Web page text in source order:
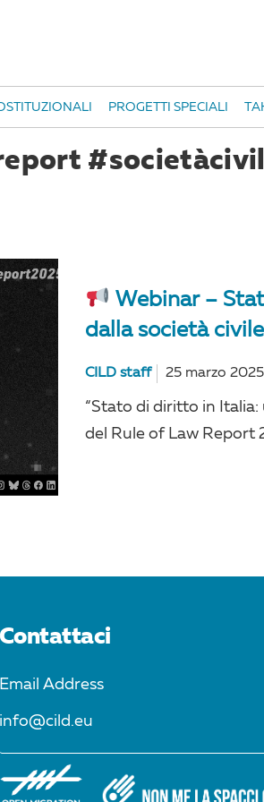
PROGETTI SPECIALI
Webinar –
dalla società civile
CILD staff 25 marzo 2025
“Stato di diritto in Italia:
del Rule of Law Report
Contattaci
Email Address
info@cild.eu